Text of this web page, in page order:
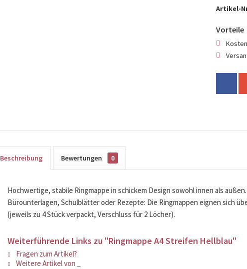
Artikel-
Vorteile
Beschreibung Bewertungen 0
Hochwertige, stabile Ringmappe in schickem Design sowohl innen als
Bürounterlagen, Schulblätter oder Rezepte: Die Ringmappen eignen sich
(jeweils zu 4 Stück verpackt, Verschluss für 2 Löcher).
Weiterführende Links zu "Ringmappe A4 Streifen Hellblau"
Fragen zum Artikel?
Weitere Artikel von _